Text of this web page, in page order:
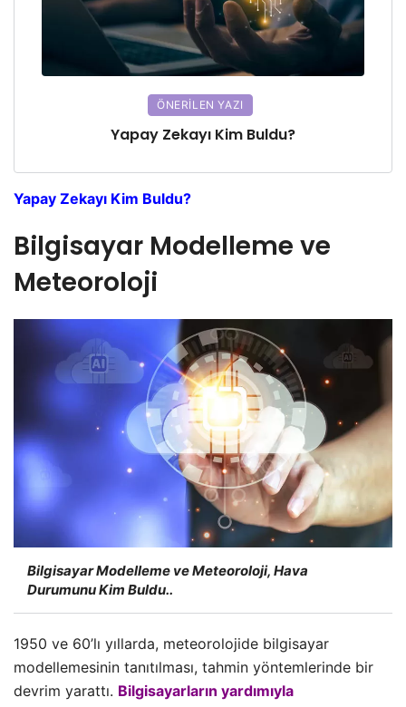
ÖNERILEN YAZI
Yapay Zekayı Kim Buldu?
Yapay Zekayı Kim Buldu?
Bilgisayar Modelleme ve
Meteoroloji
Bilgisayar Modelleme ve Meteoroloji, Hava
Durumunu Kim Buldu..
1950 ve 60’lı yıllarda, meteorolojide bilgisayar
modellemesinin tanıtılması, tahmin yöntemlerinde bir
devrim yarattı. Bilgisayarların yardımıyla